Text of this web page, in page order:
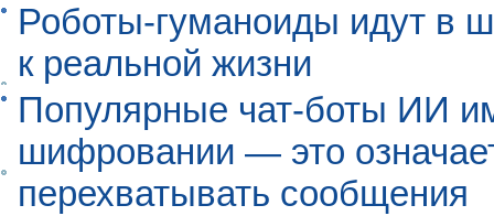
Роботы-гуманоиды идут в
к реальной жизни
Популярные чат-боты ИИ
шифровании — это
перехватывать сообщения